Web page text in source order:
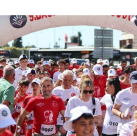
SPOR
TEKNOLOJİ
YAŞAM
YEREL YÖNETİMLER